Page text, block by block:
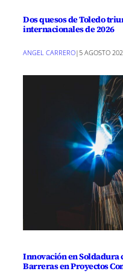
Dos quesos de Toledo
internacionales de 2026
ANGEL CARRERO|5 AGOSTO
Innovación en Soldadura
Barreras en Proyectos